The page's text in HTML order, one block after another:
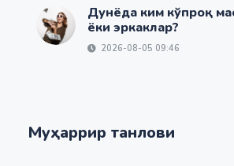
Дунёда ким кўпроқ
ёки эркаклар?
2026-08-05 09:46
Муҳаррир танлови